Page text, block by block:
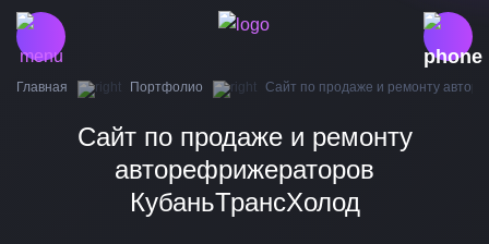
Главная Портфолио Сайт по продаже и ремонту
Сайт по продаже и ремонту
авторефрижераторов
КубаньТрансХолод